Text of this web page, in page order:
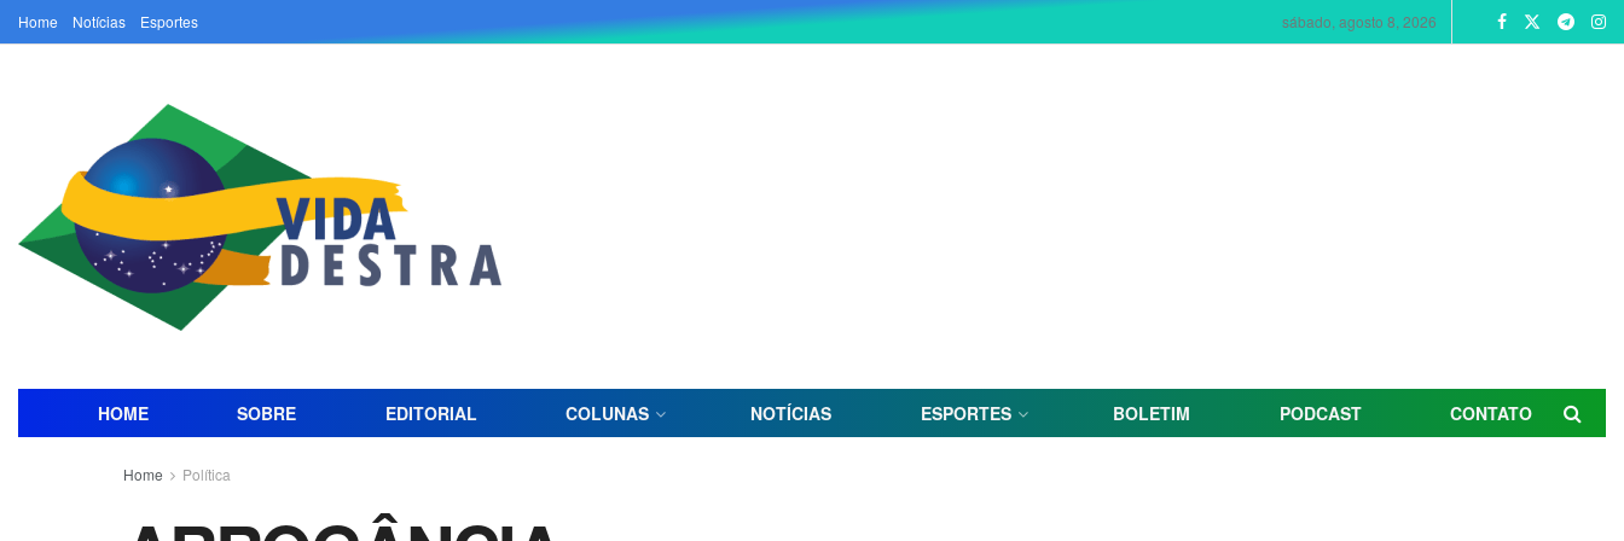
Home Notícias Esportes sábado, agosto 8, 2026
HOME SOBRE EDITORIAL COLUNAS NOTÍCIAS ESPORTES BOLETIM PODCAST CONTATO
Home Política